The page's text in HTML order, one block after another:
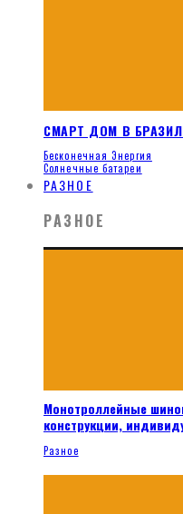
СМАРТ ДОМ В
Бесконечная Энергия
Солнечные батареи
РАЗНОЕ
РАЗНОЕ
Монотроллейные
конструкции,
Разное